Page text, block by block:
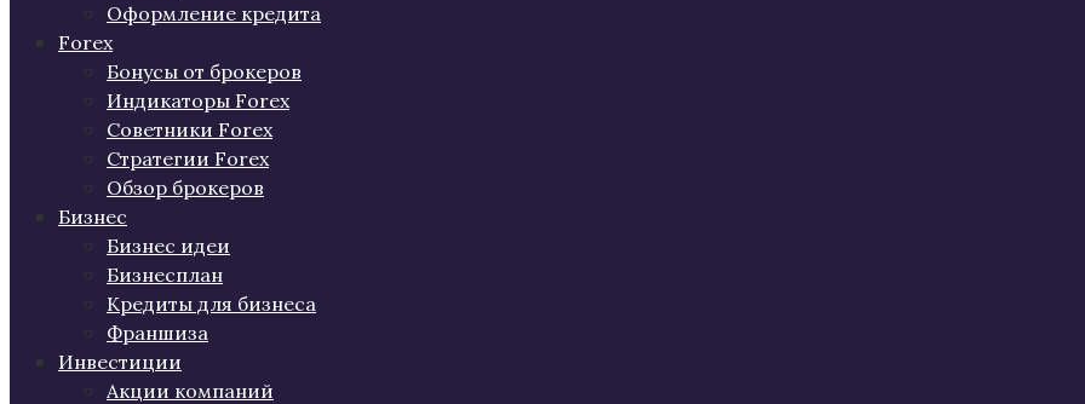
Оформление кредита
Forex
Бонусы от брокеров
Индикаторы Forex
Советники Forex
Стратегии Forex
Обзор брокеров
Бизнес
Бизнес идеи
Бизнесплан
Кредиты для бизнеса
Франшиза
Инвестиции
Акции компаний